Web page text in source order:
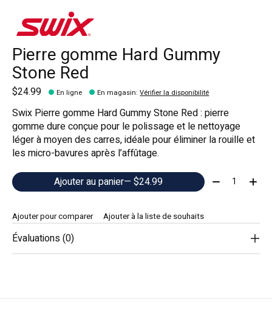
Pierre gomme Hard Gummy
Stone Red
$24.99 En ligne En magasin:Vérifier la disponibilité
Swix Pierre gomme Hard Gummy Stone Red : pierre
gomme dure conçue pour le polissage et le nettoyage
léger à moyen des carres, idéale pour éliminer la rouille et
les micro-bavures après l’affûtage.
Ajouter au panier
— $24.99 Quantité:
Ajouter pour comparer Ajouter à la liste de souhaits
Évaluations (0)